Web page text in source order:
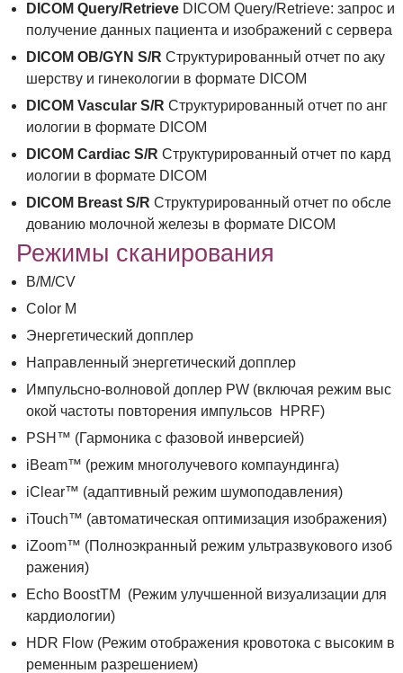
DICOM Query/Retrieve DICOM Query/Retrieve: запрос и
получение данных пациента и изображений с сервера
DICOM OB/GYN S/R Структурированный отчет по аку
шерству и гинекологии в формате DICOM
DICOM Vascular S/R Структурированный отчет по анг
иологии в формате DICOM
DICOM Cardiac S/R Структурированный отчет по кард
иологии в формате DICOM
DICOM Breast S/R Структурированный отчет по обсле
дованию молочной железы в формате DICOM
Режимы сканирования
B/M/CV
Color M
Энергетический допплер
Направленный энергетический допплер
Импульсно-волновой доплер PW (включая режим выс
окой частоты повторения импульсов HPRF)
PSH™ (Гармоника с фазовой инверсией)
iBeam™ (режим многолучевого компаундинга)
iClear™ (адаптивный режим шумоподавления)
iTouch™ (автоматическая оптимизация изображения)
iZoom™ (Полноэкранный режим ультразвукового изоб
ражения)
Echo BoostTM (Режим улучшенной визуализации для
кардиологии)
HDR Flow (Режим отображения кровотока с высоким в
ременным разрешением)